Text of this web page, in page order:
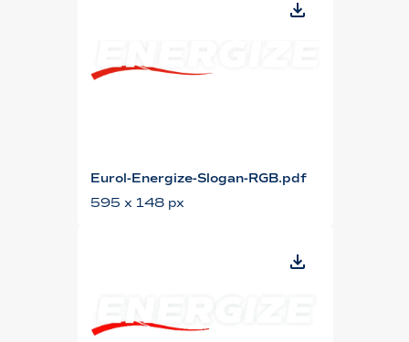
Eurol-Energize-Slogan-RGB.pdf
595 x 148 px